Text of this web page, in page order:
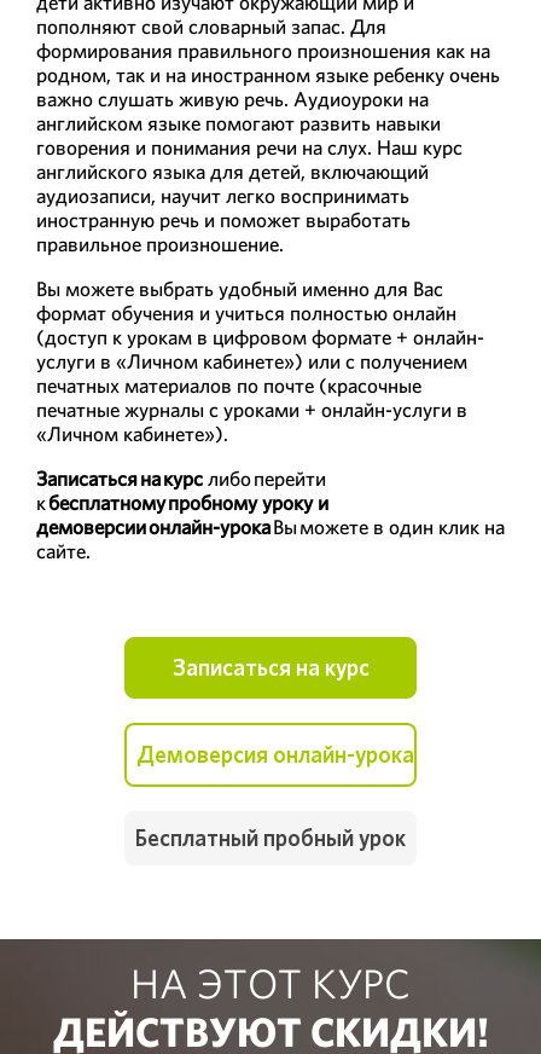
пополняют свой словарный запас. Для
формирования правильного произношения как на
родном, так и на иностранном языке ребенку очень
важно слушать живую речь. Аудиоуроки на
английском языке помогают развить навыки
говорения и понимания речи на слух. Наш курс
английского языка для детей, включающий
аудиозаписи, научит легко воспринимать
иностранную речь и поможет выработать
правильное произношение.
Вы можете выбрать удобный именно для Вас
формат обучения и учиться полностью онлайн
(доступ к урокам в цифровом формате + онлайн-
услуги в «Личном кабинете») или с получением
печатных материалов по почте (красочные
печатные журналы с уроками + онлайн-услуги в
«Личном кабинете»).
Записаться на курслибо перейти
кбесплатному пробному уроку и
демоверсии онлайн-урокаВы можете в один клик на
сайте.
Записаться на курс
Демоверсия онлайн-урока
Бесплатный пробный урок
НА ЭТОТ КУРС
ДЕЙСТВУЮТ СКИДКИ!